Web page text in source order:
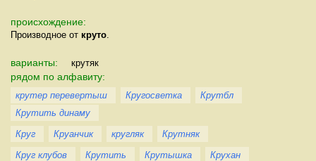
происхождение:
Производное от круто
варианты: крутяк
рядом по алфавиту:
крутер перевертыш Кругосветка
Крутбл
Крутить динаму
Круг
Круанчик кругляк
Крутняк
Круг клубов
Крутить Крутышка
Крухан